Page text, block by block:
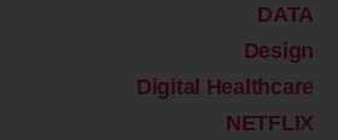
DATA
Design
Digital Healthcare
NETFLIX